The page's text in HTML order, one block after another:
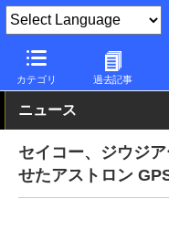
カテゴリ 過去記事
PC Watch 半導体/周辺機器
ニュース
セイコー、ジウジ
せたアストロン